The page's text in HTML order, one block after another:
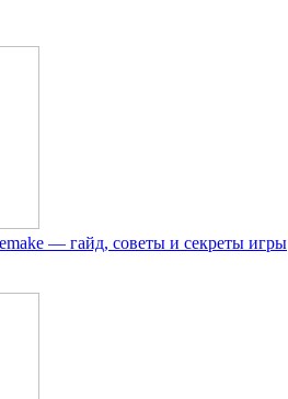
— гайд, советы и секреты игры